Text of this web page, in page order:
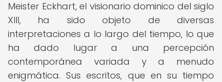
Meister Eckhart, el visionario dominico del siglo
XIII, ha sido objeto de diversas
interpretaciones a lo largo del tiempo, lo que
ha dado lugar a una percepción
contemporánea variada y a menudo
enigmática. Sus escritos, que en su tiempo